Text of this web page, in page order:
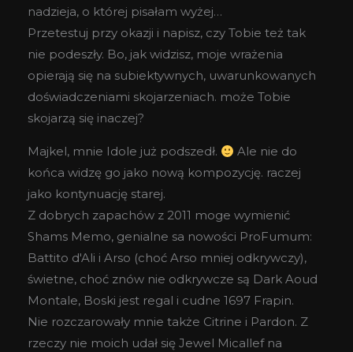
nadzieja, o której pisałam wyżej…
Przetestuj przy okazji i napisz, czy Tobie też tak
nie podeszły. Bo, jak widzisz, moje wrażenia
opierają się na subiektywnych, uwarunkowanych
doświadczeniami skojarzeniach. może Tobie
skojarzą się inaczej?
Majkel, mnie Idole już podszedł.
Ale nie do
końca widzę go jako nową kompozycję. raczej
jako kontynuację starej.
Z dobrych zapachów z 2011 moge wymienić
Shams Memo, genialne sa nowości ProFumum:
Battito d'Ali i Arso (choć Arso mniej odkrywczy),
świetne, choć znów nie odkrywcze są Dark Aoud
Montale, Boski jest regal i cudne 1697 Frapin.
Nie rozczarowały mnie także Citrine i Pardon. Z
rzeczy nie moich udał się Jewel Micallef na